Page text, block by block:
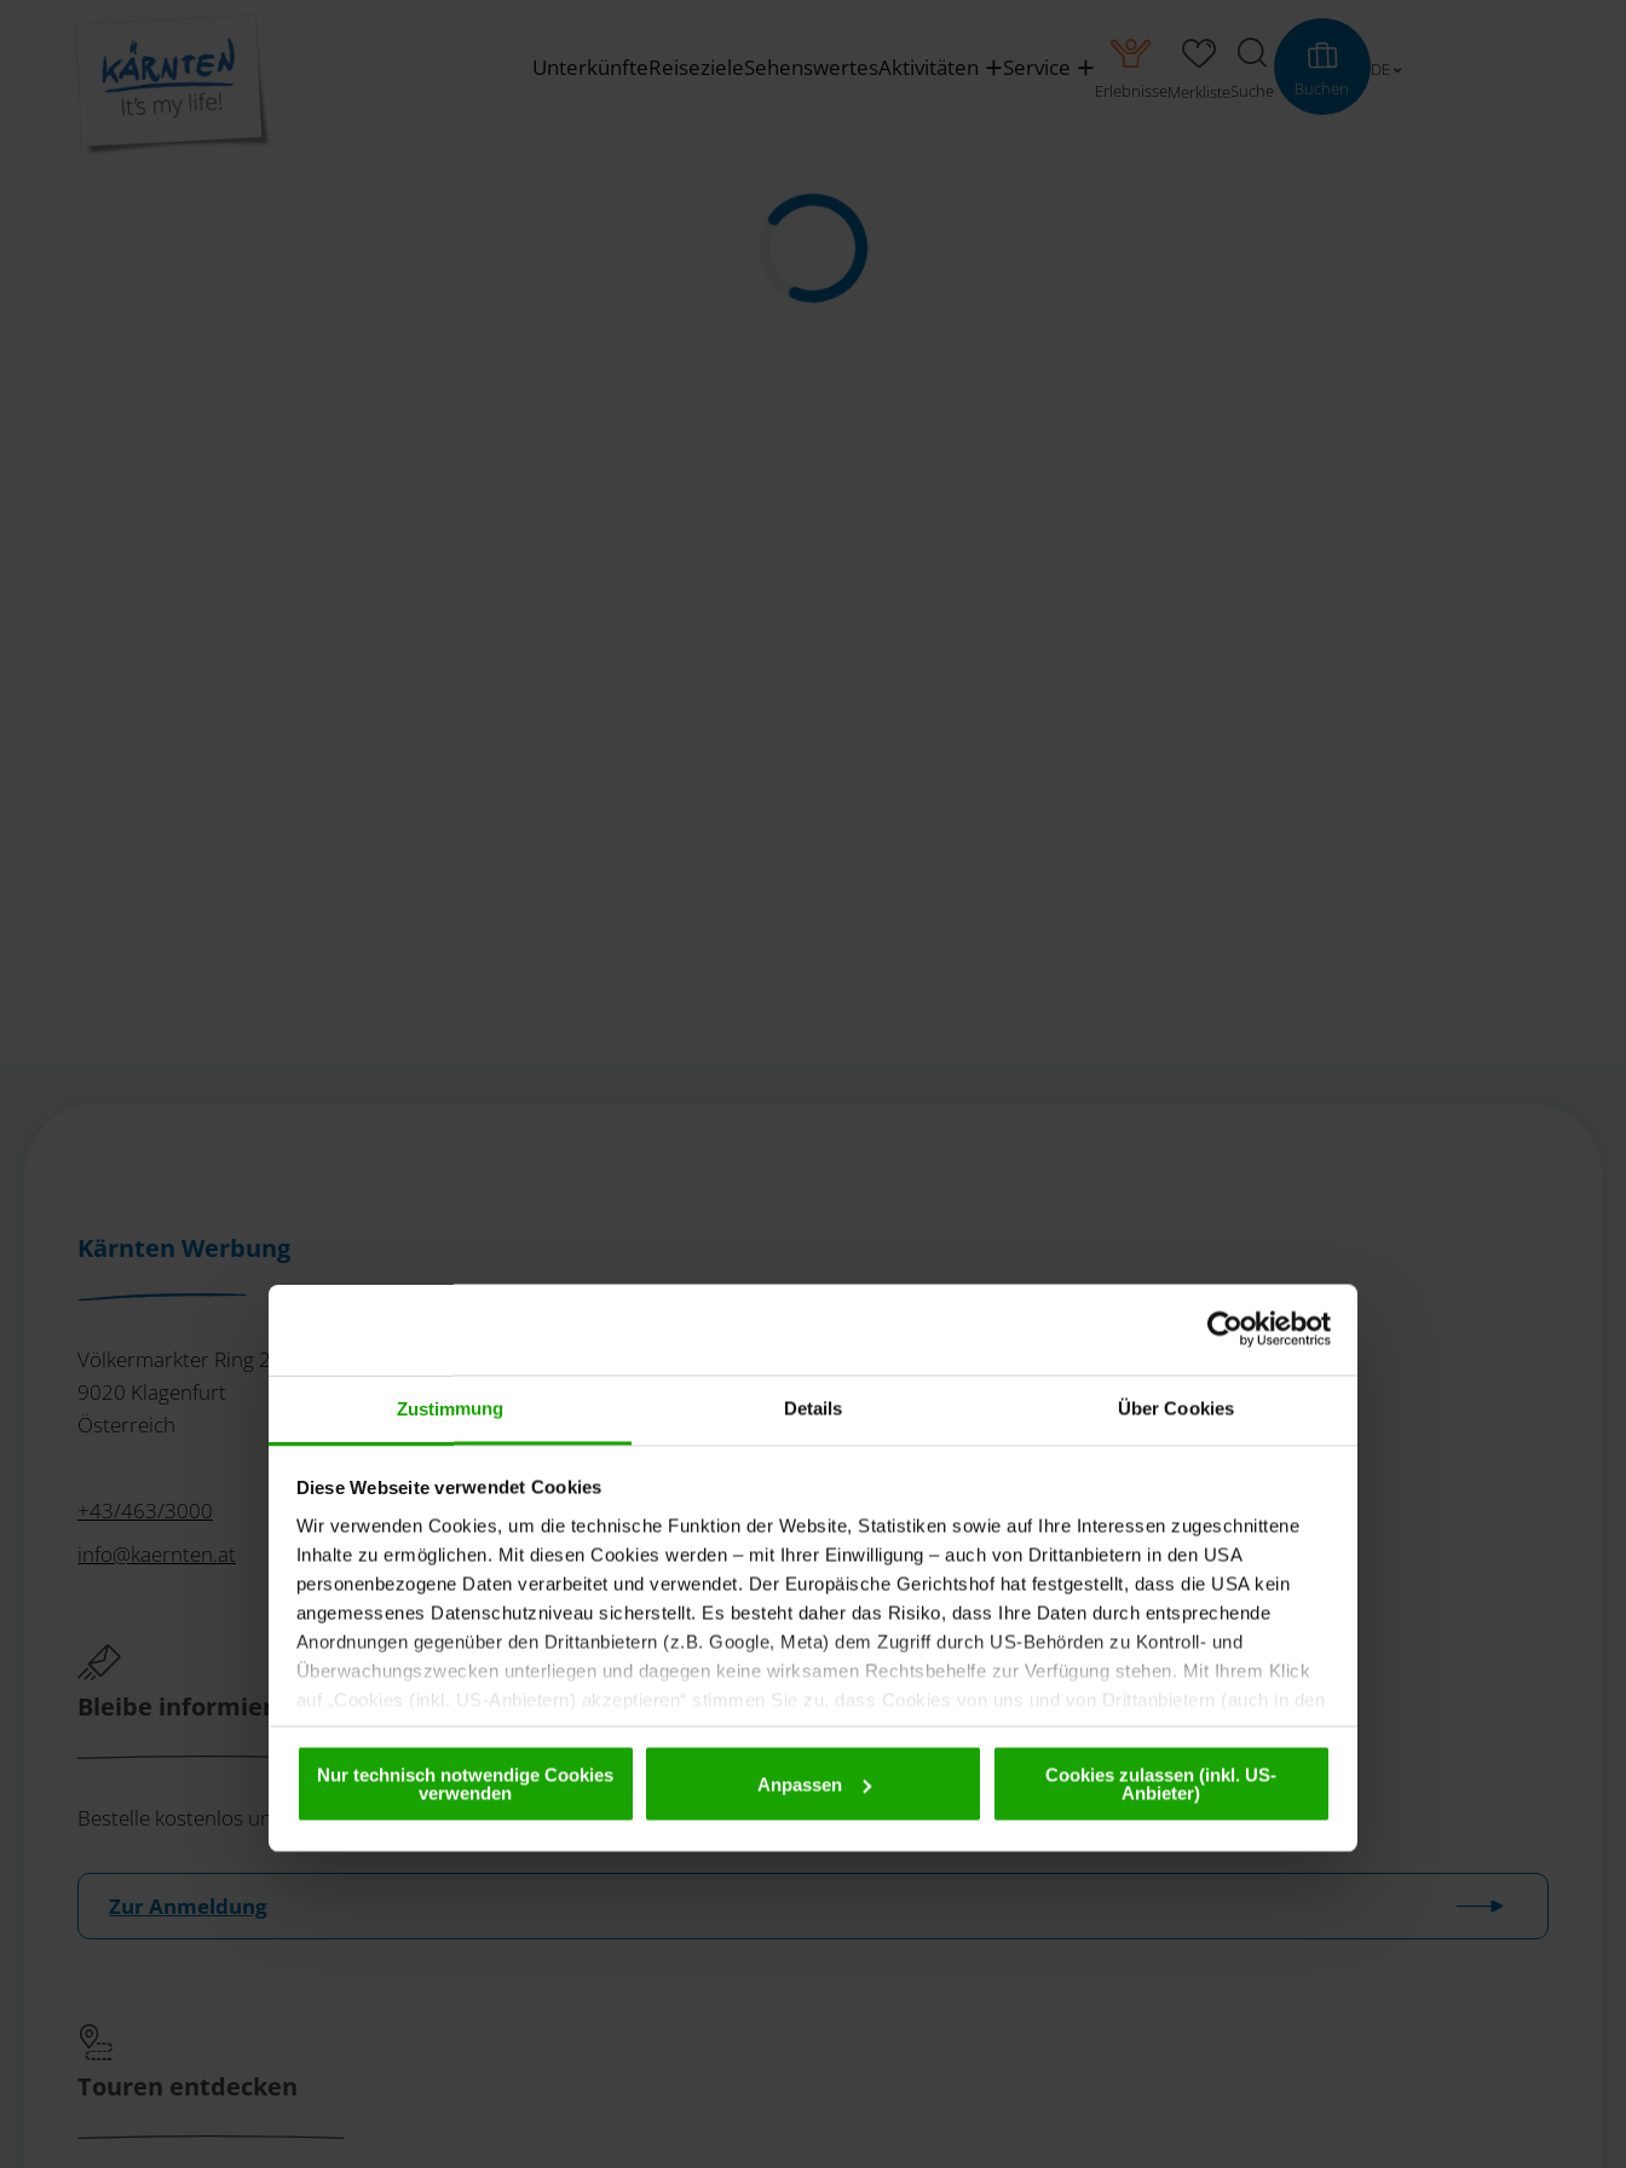
Zustimmung Details Über Cookies
Diese Webseite verwendet Cookies
Wir verwenden Cookies, um die technische Funktion der Website, Statistiken sowie auf Ihre Interessen zugeschnittene
Inhalte zu ermöglichen. Mit diesen Cookies werden – mit Ihrer Einwilligung – auch von Drittanbietern in den USA
personenbezogene Daten verarbeitet und verwendet. Der Europäische Gerichtshof hat festgestellt, dass die USA kein
angemessenes Datenschutzniveau sicherstellt. Es besteht daher das Risiko, dass Ihre Daten durch entsprechende
Anordnungen gegenüber den Drittanbietern (z.B. Google, Meta) dem Zugriff durch US-Behörden zu Kontroll- und
Überwachungszwecken unterliegen und dagegen keine wirksamen Rechtsbehelfe zur Verfügung stehen. Mit Ihrem Klick
auf „Cookies (inkl. US-Anbietern) akzeptieren“ stimmen Sie zu, dass Cookies von uns und von Drittanbietern (auch in den
Nur technisch notwendige Cookies
verwenden
Anpassen
Cookies zulassen (inkl. US-
Anbieter)
UnterkünfteReisezieleSehenswertesAktivitäten Service
ErlebnisseMerklisteSuche Buchen
DE
Kärnten Werbung
Völkermarkter Ring 21 - 23
9020 Klagenfurt
Österreich
+43/463/3000
info@kaernten at
Bleibe informiert!
Bestelle kostenlos unser eMagazin, den Kärntner Newsletter!
Zur Anmeldung
Touren entdecken